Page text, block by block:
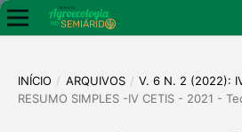
INÍCIO / ARQUIVOS / V. 6 N. 2 (2022):
RESUMO SIMPLES -IV CETIS - 2021 -